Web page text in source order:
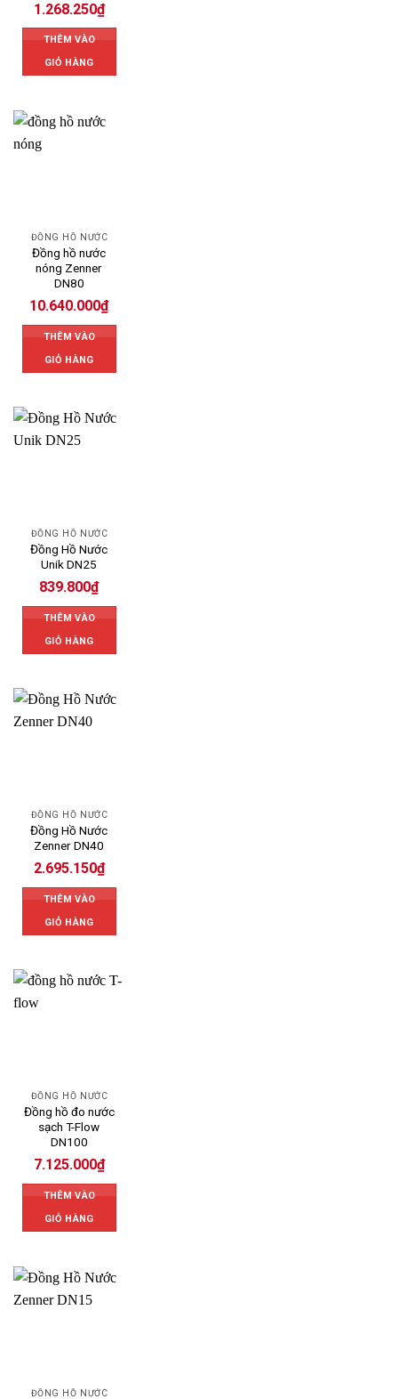
1.268.250₫
THÊM VÀO
GIỎ HÀNG
ĐỒNG HỒ NƯỚC
Đồng hồ nước
nóng Zenner
DN80
10.640.000₫
THÊM VÀO
GIỎ HÀNG
ĐỒNG HỒ NƯỚC
Đồng Hồ Nước
Unik DN25
839.800₫
THÊM VÀO
GIỎ HÀNG
ĐỒNG HỒ NƯỚC
Đồng Hồ Nước
Zenner DN40
2.695.150₫
THÊM VÀO
GIỎ HÀNG
ĐỒNG HỒ NƯỚC
Đồng hồ đo nước
sạch T-Flow
DN100
7.125.000₫
THÊM VÀO
GIỎ HÀNG
ĐỒNG HỒ NƯỚC